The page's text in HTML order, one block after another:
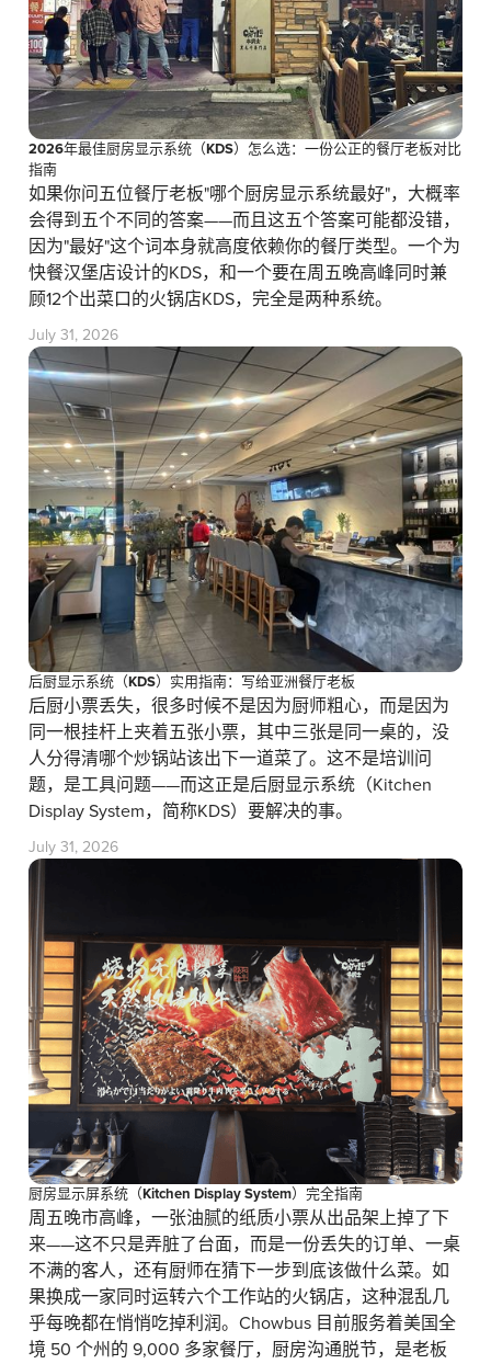
2026年最佳厨房显示系统（KDS）怎么选：一份公正的餐厅老板对比
指南
如果你问五位餐厅老板"哪个厨房显示系统最好"，大概率
会得到五个不同的答案——而且这五个答案可能都没错，
因为"最好"这个词本身就高度依赖你的餐厅类型。一个为
快餐汉堡店设计的KDS，和一个要在周五晚高峰同时兼
顾12个出菜口的火锅店KDS，完全是两种系统。
July 31, 2026
后厨显示系统（KDS）实用指南：写给亚洲餐厅老板
后厨小票丢失，很多时候不是因为厨师粗心，而是因为
同一根挂杆上夹着五张小票，其中三张是同一桌的，没
人分得清哪个炒锅站该出下一道菜了。这不是培训问
题，是工具问题——而这正是后厨显示系统（Kitchen
Display System，简称KDS）要解决的事。
July 31, 2026
厨房显示屏系统（Kitchen Display System）完全指南
周五晚市高峰，一张油腻的纸质小票从出品架上掉了下
来——这不只是弄脏了台面，而是一份丢失的订单、一桌
不满的客人，还有厨师在猜下一步到底该做什么菜。如
果换成一家同时运转六个工作站的火锅店，这种混乱几
乎每晚都在悄悄吃掉利润。Chowbus 目前服务着美国全
境 50 个州的 9,000 多家餐厅，厨房沟通脱节，是老板